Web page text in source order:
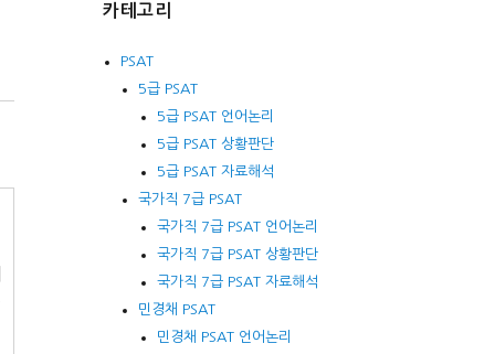
카테고리
PSAT
5급 PSAT
5급 PSAT 언어논리
5급 PSAT 상황판단
5급 PSAT 자료해석
국가직 7급 PSAT
국가직 7급 PSAT 언어논리
국가직 7급 PSAT 상황판단
국가직 7급 PSAT 자료해석
민경채 PSAT
민경채 PSAT 언어논리